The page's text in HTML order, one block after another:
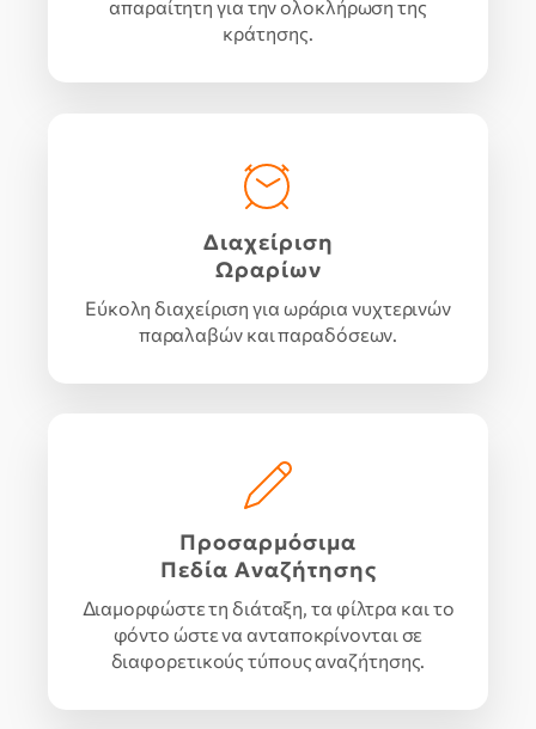
απαραίτητη για την ολοκλήρωση της
κράτησης.
Διαχείριση
Ωραρίων
Εύκολη διαχείριση για ωράρια νυχτερινών
παραλαβών και παραδόσεων.
Προσαρμόσιμα
Πεδία Αναζήτησης
Διαμορφώστε τη διάταξη, τα φίλτρα και το
φόντο ώστε να ανταποκρίνονται σε
διαφορετικούς τύπους αναζήτησης.